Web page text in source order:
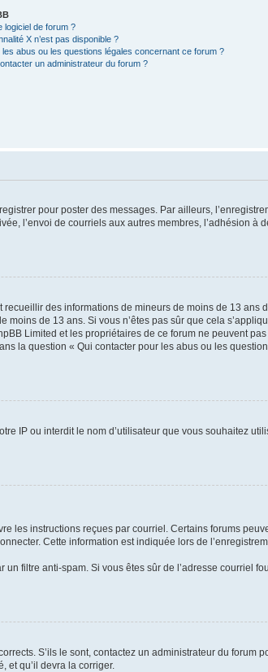
logiciel de forum ?
X n’est pas disponible ?
abus ou les questions légales concernant ce forum ?
un administrateur du forum ?
pour poster des messages. Par ailleurs,
l’envoi de courriels aux autres membres, l’adhésion à
des informations de mineurs de moins de 13 ans
de 13 ans. Si vous n’êtes pas sûr que cela
Limited et les propriétaires de ce forum ne peuvent
la question « Qui contacter pour les abus ou les
IP ou interdit le nom d’utilisateur que vous souhaitez
les instructions reçues par courriel. Certains forums
Cette information est indiquée lors de
filtre anti-spam. Si vous êtes sûr de l’adresse courriel
S’ils le sont, contactez un administrateur du forum
et qu’il devra la corriger.